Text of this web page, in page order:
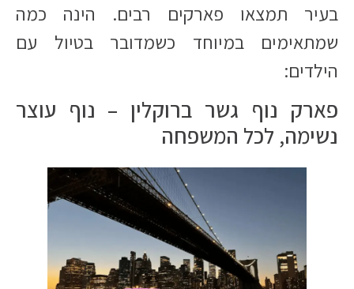
בעיר תמצאו פארקים רבים. הינה כמה
שמתאימים במיוחד כשמדובר בטיול עם
הילדים:
פארק נוף גשר ברוקלין – נוף עוצר
נשימה, לכל המשפחה